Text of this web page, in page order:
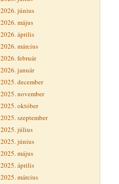
2026. június
2026. május
2026. április
2026. március
2026. február
2026. január
2025. december
2025. november
2025. október
2025. szeptember
2025. július
2025. június
2025. május
2025. április
2025. március